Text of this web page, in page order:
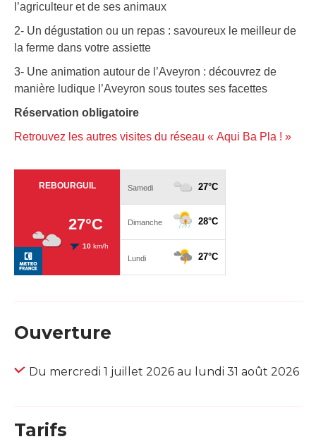
l’agriculteur et de ses animaux
2- Un dégustation ou un repas : savoureux le meilleur de
la ferme dans votre assiette
3- Une animation autour de l’Aveyron : découvrez de
manière ludique l’Aveyron sous toutes ses facettes
Réservation obligatoire
Retrouvez les autres visites du réseau « Aqui Ba Pla ! »
Ouverture
Du mercredi 1 juillet 2026 au lundi 31 août 2026
Tarifs